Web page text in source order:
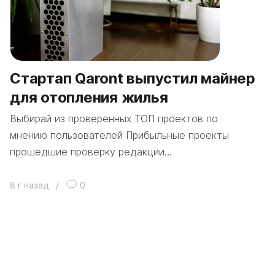
Стартап Qaront выпустил майнер
для отопления жилья
Выбирай из проверенных ТОП проектов по
мнению пользователей Прибыльные проекты
прошедшие проверку редакции…
8 г назад / 0